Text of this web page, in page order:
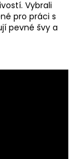
Vybrali
pro práci s
pevné švy a